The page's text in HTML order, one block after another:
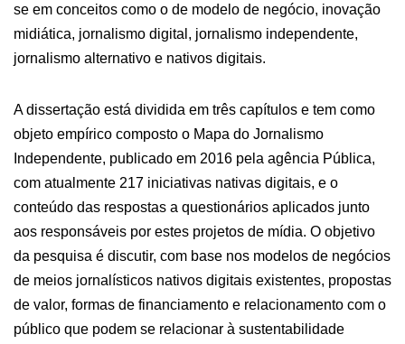
se em conceitos como o de modelo de negócio, inovação
midiática, jornalismo digital, jornalismo independente,
jornalismo alternativo e nativos digitais.
A dissertação está dividida em três capítulos e tem como
objeto empírico composto o Mapa do Jornalismo
Independente, publicado em 2016 pela agência Pública,
com atualmente 217 iniciativas nativas digitais, e o
conteúdo das respostas a questionários aplicados junto
aos responsáveis por estes projetos de mídia. O objetivo
da pesquisa é discutir, com base nos modelos de negócios
de meios jornalísticos nativos digitais existentes, propostas
de valor, formas de financiamento e relacionamento com o
público que podem se relacionar à sustentabilidade